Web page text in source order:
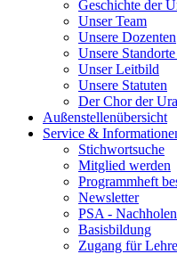
Geschichte der
Unser Team
Unsere Dozenten
Unsere
Unser Leitbild
Unsere Statuten
Der Chor der
Außenstellenübersicht
Service &
Stichwortsuche
Mitglied werden
Programmheft
Newsletter
PSA -
Basisbildung
Zugang für